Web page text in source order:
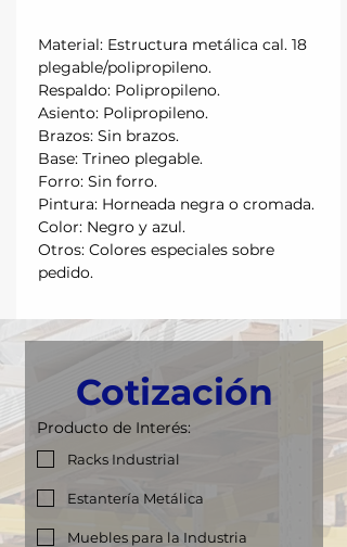
Material: Estructura metálica cal. 18
plegable/polipropileno.
Respaldo: Polipropileno.
Asiento: Polipropileno.
Brazos: Sin brazos.
Base: Trineo plegable.
Forro: Sin forro.
Pintura: Horneada negra o cromada.
Color: Negro y azul.
Otros: Colores especiales sobre
pedido.
Cotización
Producto de Interés:
Racks Industrial
Estantería Metálica
Muebles para la Industria